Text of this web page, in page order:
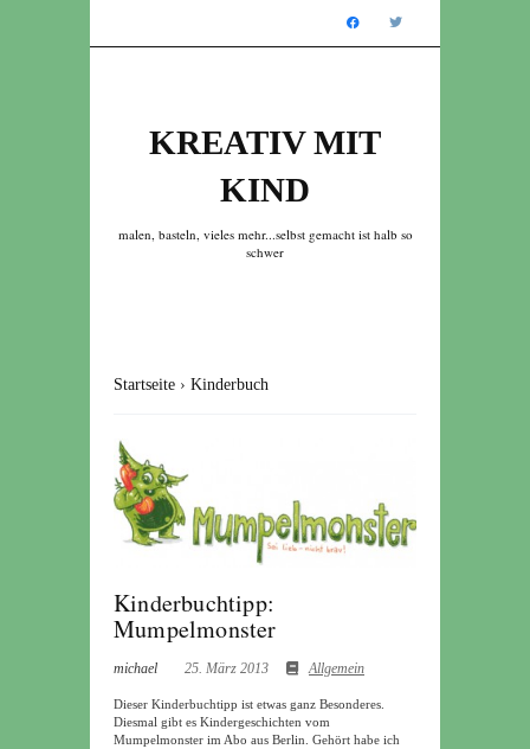
KREATIV MIT
KIND
malen, basteln, vieles mehr...selbst gemacht ist halb so
schwer
Startseite › Kinderbuch
Kinderbuchtipp:
Mumpelmonster
michael 25. März 2013 Allgemein
Dieser Kinderbuchtipp ist etwas ganz Besonderes.
Diesmal gibt es Kindergeschichten vom
Mumpelmonster im Abo aus Berlin. Gehört habe ich